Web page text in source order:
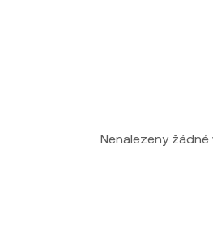
Nenalezeny žádné